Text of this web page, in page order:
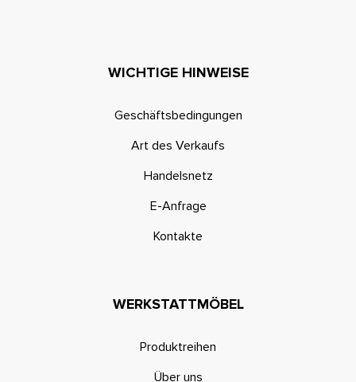
WICHTIGE HINWEISE
Geschäftsbedingungen
Art des Verkaufs
Handelsnetz
E-Anfrage
Kontakte
WERKSTATTMÖBEL
Produktreihen
Über uns